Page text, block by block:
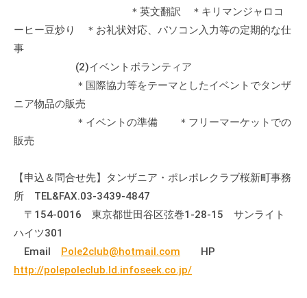
＊英文翻訳 ＊キリマンジャロコ
ーヒー豆炒り ＊お礼状対応、パソコン入力等の定期的な仕
事
(2)イベントボランティア
＊国際協力等をテーマとしたイベントでタンザ
ニア物品の販売
＊イベントの準備 ＊フリーマーケットでの
販売
【申込＆問合せ先】タンザニア・ポレポレクラブ桜新町事務
所 TEL&FAX.03-3439-4847
〒154-0016 東京都世田谷区弦巻1-28-15 サンライト
ハイツ301
Email Pole2club@hotmail.com HP
http://polepoleclub.ld.infoseek.co.jp/